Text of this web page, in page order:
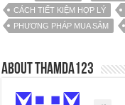
CÁCH TIẾT KIỆM HỢP LÝ
PHƯƠNG PHÁP MUA SẮM
About thamda123